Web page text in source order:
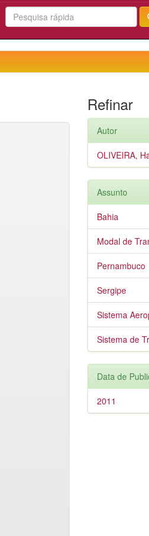
Refinar
Autor
OLIVEIRA,
Assunto
Bahia
Modal de
Pernambuco
Sergipe
Sistema
Sistema de
Data de
2011